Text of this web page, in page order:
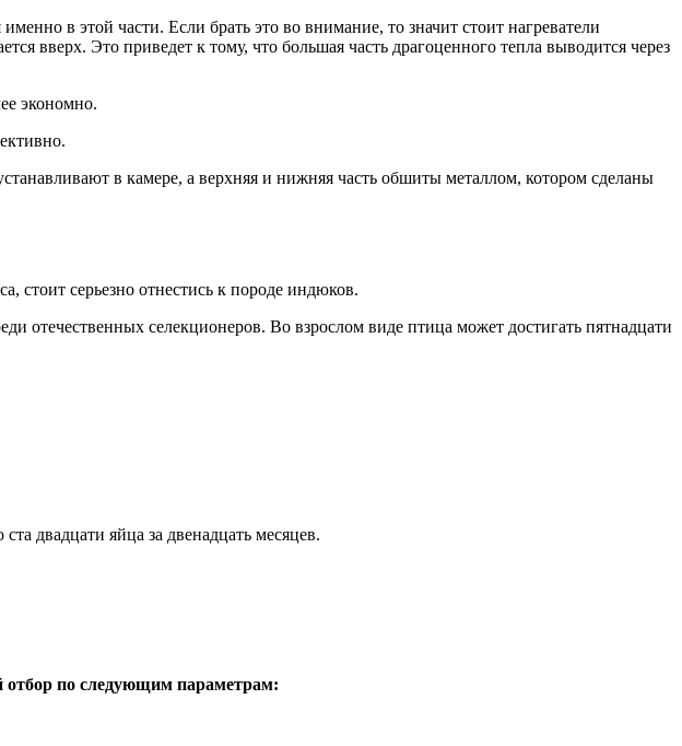
в этой части. Если брать это во внимание, то значит стоит нагреватели
вверх. Это приведет к тому, что большая часть драгоценного тепла выводится через
экономно.
в камере, а верхняя и нижняя часть обшиты металлом, котором сделаны
стоит серьезно отнестись к породе индюков.
отечественных селекционеров. Во взрослом виде птица может достигать пятнадцати
двадцати яйца за двенадцать месяцев.
отбор по следующим параметрам: